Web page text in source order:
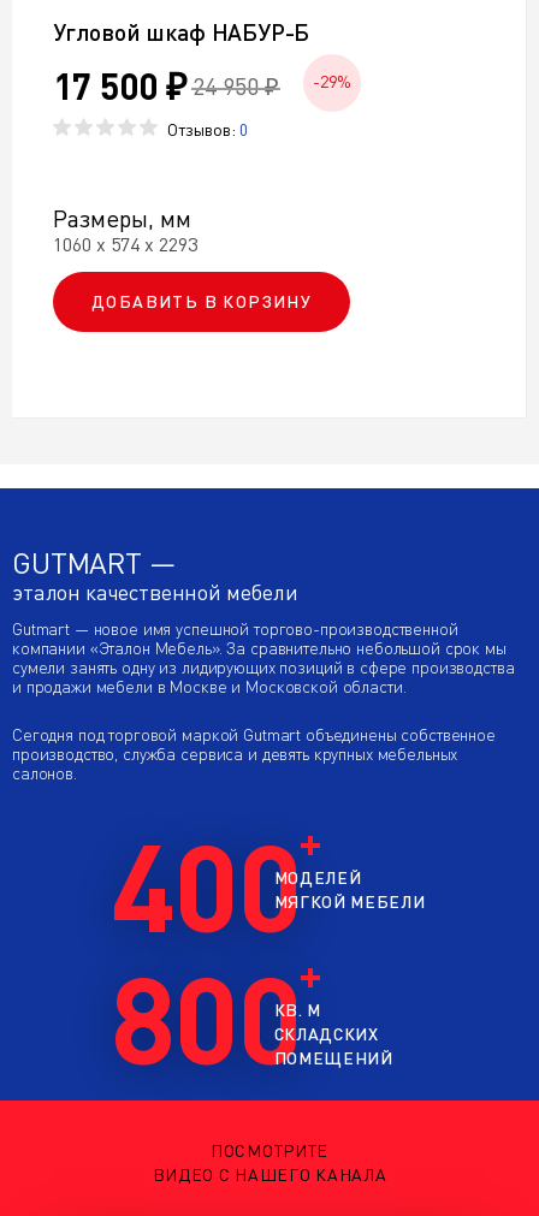
Угловой шкаф НАБУР-Б
17 500 ₽ 24 950 ₽ -29%
Отзывов: 0
Размеры, мм
1060 х 574 х 2293
ДОБАВИТЬ В КОРЗИНУ
GUTMART —
эталон качественной мебели
Gutmart — новое имя успешной торгово-производственной
компании «Эталон Мебель». За сравнительно небольшой срок мы
сумели занять одну из лидирующих позиций в сфере производства
и продажи мебели в Москве и Московской области.
Сегодня под торговой маркой Gutmart объединены собственное
производство, служба сервиса и девять крупных мебельных
салонов.
400МОДЕЛЕЙ
МЯГКОЙ МЕБЕЛИ
800
КВ. М
СКЛАДСКИХ
ПОМЕЩЕНИЙ
ПОСМОТРИТЕ
ВИДЕО С НАШЕГО КАНАЛА